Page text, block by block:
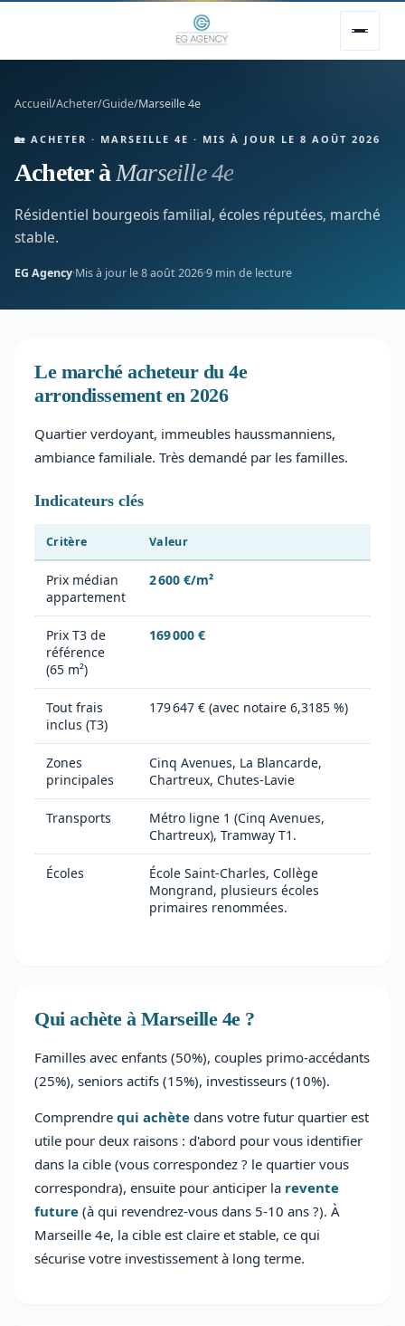
Accueil/Acheter/Guide/Marseille 4e
🏡 ACHETER · MARSEILLE 4E · MIS À JOUR LE 8 AOÛT 2026
Acheter à Marseille 4e
Résidentiel bourgeois familial, écoles réputées, marché
stable.
EG Agency·Mis à jour le 8 août 2026·9 min de lecture
Le marché acheteur du 4e
arrondissement en 2026
Quartier verdoyant, immeubles haussmanniens,
ambiance familiale. Très demandé par les familles.
Indicateurs clés
Critère Valeur
Prix médian
appartement
2 600 €/m²
Prix T3 de
référence
(65 m²)
169 000 €
Tout frais
inclus (T3)
179 647 € (avec notaire 6,3185 %)
Zones
principales
Cinq Avenues, La Blancarde,
Chartreux, Chutes-Lavie
Transports
Métro ligne 1 (Cinq Avenues,
Chartreux), Tramway T1.
Écoles
École Saint-Charles, Collège
Mongrand, plusieurs écoles
primaires renommées.
Qui achète à Marseille 4e ?
Familles avec enfants (50%), couples primo-accédants
(25%), seniors actifs (15%), investisseurs (10%).
Comprendre qui achète dans votre futur quartier est
utile pour deux raisons : d'abord pour vous identifier
dans la cible (vous correspondez ? le quartier vous
correspondra), ensuite pour anticiper la revente
future (à qui revendrez-vous dans 5-10 ans ?). À
Marseille 4e, la cible est claire et stable, ce qui
sécurise votre investissement à long terme.